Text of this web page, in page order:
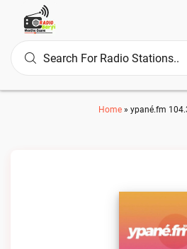
Home» ypané.fm